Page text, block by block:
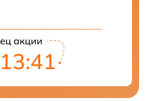
акции